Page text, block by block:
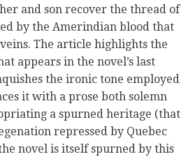
and son recover the thread of
by the Amerindian blood that
The article highlights the
appears in the novel’s last
the ironic tone employed
it with a prose both solemn
a spurned heritage (that
repressed by Quebec
novel is itself spurned by this